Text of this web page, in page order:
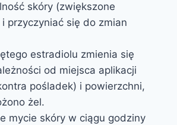
skóry (zwiększone
i przyczyniać się do zmian
estradiolu zmienia się
od miejsca aplikacji
pośladek) i powierzchni,
żel.
mycie skóry w ciągu godziny